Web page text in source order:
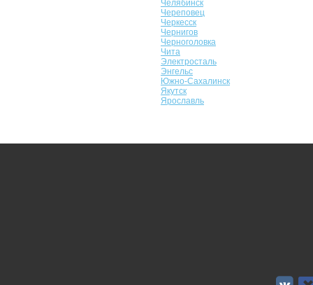
Челябинск
Череповец
Черкесск
Чернигов
Черноголовка
Чита
Электросталь
Энгельс
Южно-Сахалинск
Якутск
Ярославль